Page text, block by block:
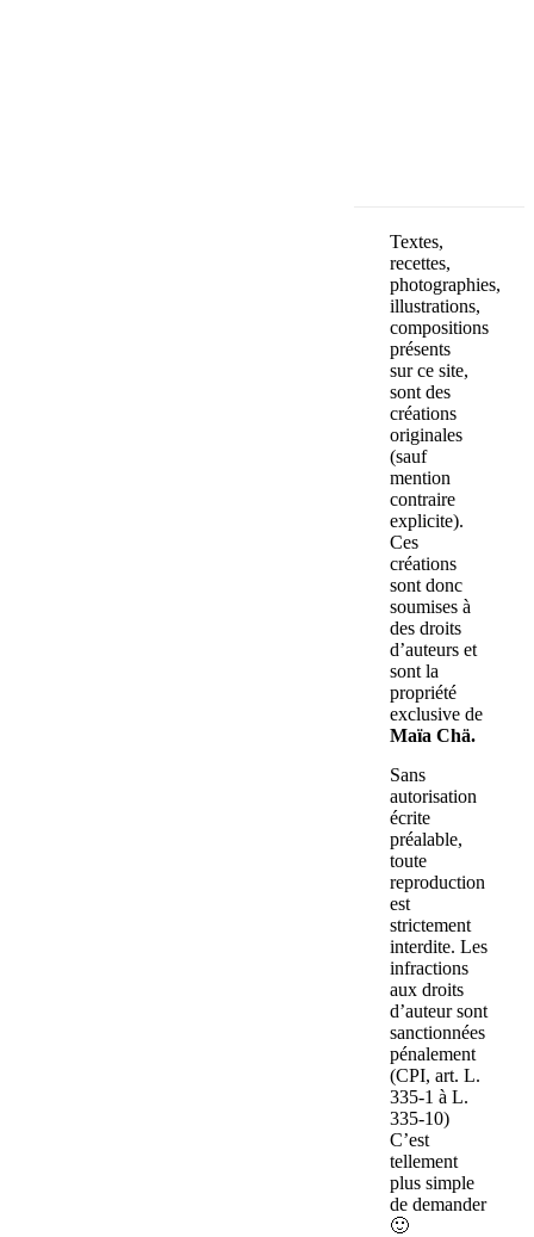
Textes,
recettes,
photographies,
illustrations,
compositions
présents
sur ce site,
sont des
créations
originales
(sauf
mention
contraire
explicite).
Ces
créations
sont donc
soumises à
des droits
d’auteurs et
sont la
propriété
exclusive de
Maïa Chä.
Sans
autorisation
écrite
préalable,
toute
reproduction
est
strictement
interdite. Les
infractions
aux droits
d’auteur sont
sanctionnées
pénalement
(CPI, art. L.
335-1 à L.
335-10)
C’est
tellement
plus simple
de demander
🙂